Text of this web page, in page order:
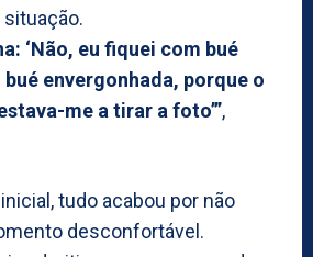
‘Não, eu fiquei com bué
envergonhada, porque o
me a tirar a foto’”,
tudo acabou por não
desconfortável.